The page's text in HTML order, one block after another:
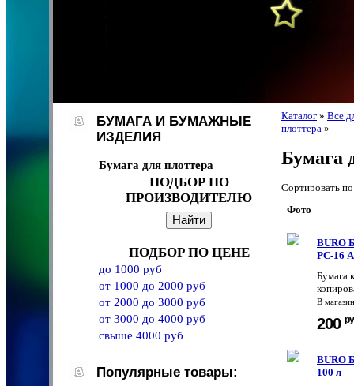
БУМАГА И БУМАЖНЫЕ
ИЗДЕЛИЯ
Бумага для плоттера
ПОДБОР ПО
ПРОИЗВОДИТЕЛЮ
ПОДБОР ПО ЦЕНЕ
до 1000 руб
от 1000 до 2000 руб
от 2000 до 3000 руб
от 3000 до 4000 руб
свыше 4000 руб
Популярные товары:
Каталог » Все
плоттера »
Бумага
Сортировать
Фото
BURO
РС-16
Бумага
В
200
BURO
100 л